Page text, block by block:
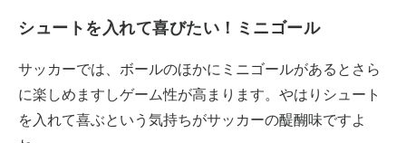
シュートを入れて喜びたい！ミニゴール
サッカーでは、ボールのほかにミニゴールがあるとさら
に楽しめますしゲーム性が高まります。やはりシュート
を入れて喜ぶという気持ちがサッカーの醍醐味ですよ